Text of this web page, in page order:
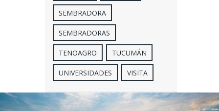
SEMBRADORA
SEMBRADORAS
TENOAGRO TUCUMÁN
UNIVERSIDADES VISITA